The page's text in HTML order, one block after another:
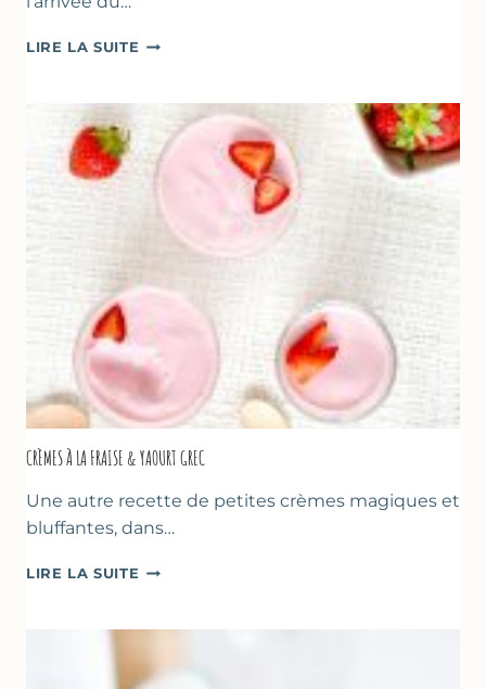
LIRE LA SUITE DESSERTS
POUR
FÊTE
DES
CRÈMES À LA FRAISE & YAOURT GREC
Une autre recette de petites crèmes magiques et
bluffantes, dans…
LIRE LA SUITE CRÈMES
FRAISE
YAOURT